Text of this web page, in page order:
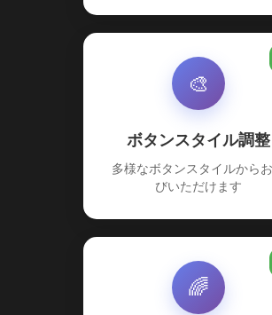
🎨
ボタンスタイル調整
多様なボタンスタイルから
びいただけます
🌈